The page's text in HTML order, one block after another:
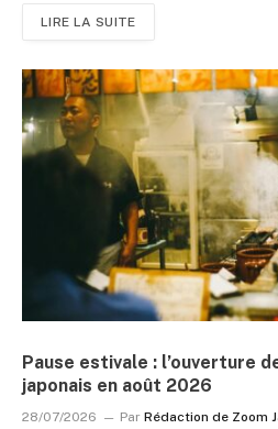
LIRE LA SUITE
Pause estivale : l’ouverture
japonais en août 2026
28/07/2026 Par Rédaction de Zoom